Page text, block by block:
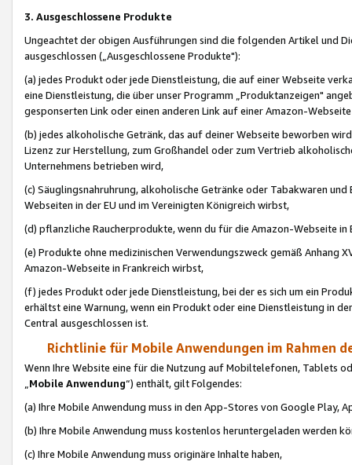
3. Ausgeschlossene Produkte
Ungeachtet der obigen Ausführungen sind die folgenden Artikel und
ausgeschlossen („Ausgeschlossene Produkte"):
(a) jedes Produkt oder jede Dienstleistung, die auf einer Webseite
eine Dienstleistung, die über unser Programm „Produktanzeigen"
gesponserten Link oder einen anderen Link auf einer Amazon-
(b) jedes alkoholische Getränk, das auf deiner Webseite beworben
Lizenz zur Herstellung, zum Großhandel oder zum Vertrieb
Unternehmens betrieben wird,
(c) Säuglingsnahruhrung, alkoholische Getränke oder Tabakwaren
Webseiten in der EU und im Vereinigten Königreich wirbst,
(d) pflanzliche Raucherprodukte, wenn du für die Amazon-Webseite in
(e) Produkte ohne medizinischen Verwendungszweck gemäß Anhang
Amazon-Webseite in Frankreich wirbst,
(f) jedes Produkt oder jede Dienstleistung, bei der es sich um ein
erhältst eine Warnung, wenn ein Produkt oder eine Dienstleistung in
Central ausgeschlossen ist.
Richtlinie für Mobile Anwendungen im Rahmen
Wenn Ihre Website eine für die Nutzung auf Mobiltelefonen, Tablets
„Mobile Anwendung“) enthält, gilt Folgendes:
(a) Ihre Mobile Anwendung muss in den App-Stores von Google Play,
(b) Ihre Mobile Anwendung muss kostenlos heruntergeladen werden
(c) Ihre Mobile Anwendung muss originäre Inhalte haben,